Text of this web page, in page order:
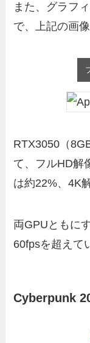
また、グラフ
で、上記の画
RTX3050（
て、フルHD解
は約22%、4K
両GPUともに
60fpsを超えて
Cyberpunk